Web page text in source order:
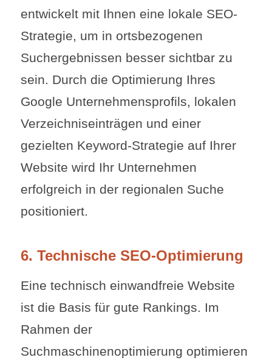
entwickelt mit Ihnen eine lokale SEO-
Strategie, um in ortsbezogenen
Suchergebnissen besser sichtbar zu
sein. Durch die Optimierung Ihres
Google Unternehmensprofils, lokalen
Verzeichniseinträgen und einer
gezielten Keyword-Strategie auf Ihrer
Website wird Ihr Unternehmen
erfolgreich in der regionalen Suche
positioniert.
6. Technische SEO-Optimierung
Eine technisch einwandfreie Website
ist die Basis für gute Rankings. Im
Rahmen der
Suchmaschinenoptimierung optimieren